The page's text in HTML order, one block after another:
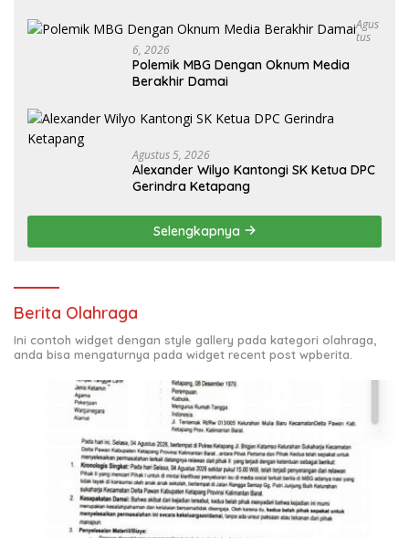
Agus
Tus
6, 2026
Polemik MBG Dengan Oknum Media
Berakhir Damai
Agustus 5, 2026
Alexander Wilyo Kantongi SK Ketua DPC
Gerindra Ketapang
Selengkapnya
Berita Olahraga
Ini contoh widget dengan style gallery pada kategori olahraga,
anda bisa mengaturnya pada widget recent post wpberita.